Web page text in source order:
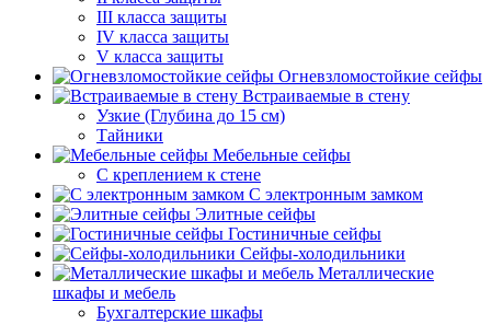
III класса защиты
IV класса защиты
V класса защиты
Огневзломостойкие сейфы
Встраиваемые в стену
Узкие (Глубина до 15 см)
Тайники
Мебельные сейфы
С креплением к стене
С электронным замком
Элитные сейфы
Гостиничные сейфы
Сейфы-холодильники
Металлические
шкафы и мебель
Бухгалтерские шкафы